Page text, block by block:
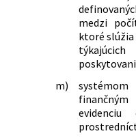
o
daní
medzi
ktoré slúžia
m)
evidenciu